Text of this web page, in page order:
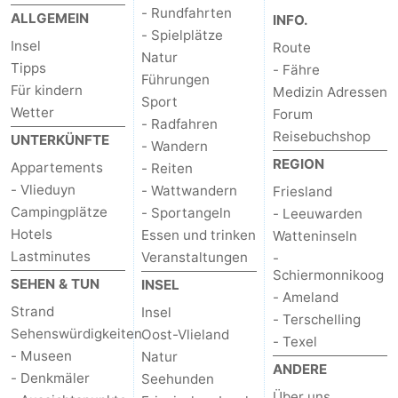
Spielplätze
Natur
Führungen
Sport
-
Radfahren
Wandern
Reiten
-
Wattwandern
-
Sportangeln
Seehunden
Essen
ALLGEMEIN
Insel
Tipps
Für kindern
Wetter
UNTERKÜNFTE
Appartements
- Vlieduyn
Campingplätze
Hotels
Lastminutes
SEHEN & TUN
Strand
Sehenswürdigkeiten
- Museen
- Denkmäler
- Rundfahrten
- Spielplätze
Natur
Führungen
Sport
- Radfahren
- Wandern
- Reiten
- Wattwandern
- Sportangeln
Essen und trinken
Veranstaltungen
INSEL
Insel
Oost-Vlieland
Natur
Seehunden
INFO.
Route
- Fähre
Medizin Adressen
Forum
Reisebuchshop
REGION
Friesland
- Leeuwarden
Watteninseln
-
Schiermonnikoog
- Ameland
- Terschelling
- Texel
ANDERE